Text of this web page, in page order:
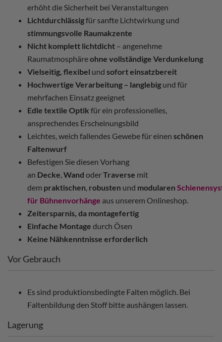
erhöht die Sicherheit bei Veranstaltungen
Lichtdurchlässigfür sanfte Lichtwirkung und
stimmungsvolle Raumakzente
Nicht komplett lichtdicht – angenehme
Raumatmosphäreohne vollständige Verdunkelung
Vielseitig, flexibel und sofort einsatzbereit
Hochwertige Verarbeitung – langlebig und für
mehrfachen Einsatz geeignet
Edle textile Optik für ein professionelles,
ansprechendes Erscheinungsbild
Leichtes, weich fallendes Gewebe für einen schönen
Faltenwurf
Befestigen Sie diesen Vorhang
an Decke,Wand oderTraverse mit
dem praktischen, robusten und modularen
für Bühnenvorhänge aus unserem Onlineshop.
Zeitersparnis, da montagefertig
Einfache Montage durch Ösen
Keine Nähkenntnisse erforderlich
Vor Gebrauch
Es sind produktionsbedingte Falten möglich. Bei
Faltenbildung den Stoff bitte aushängen lassen.
Lagerung